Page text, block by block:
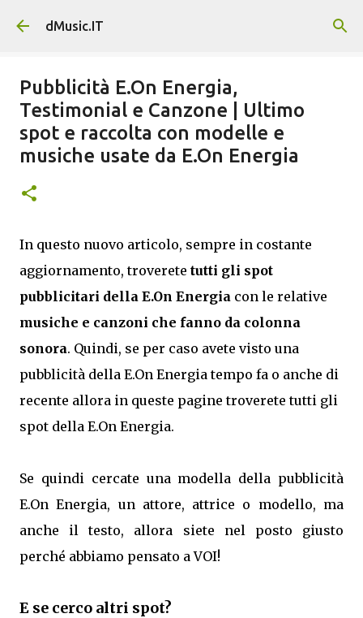
Passa ai contenuti principali
dMusic.IT
Pubblicità E.On Energia,
Testimonial e Canzone | Ultimo
spot e raccolta con modelle e
musiche usate da E.On Energia
In questo nuovo articolo, sempre in costante
aggiornamento, troverete tutti gli spot
pubblicitari della E.On Energia con le relative
musiche e canzoni che fanno da colonna
sonora. Quindi, se per caso avete visto una
pubblicità della E.On Energia tempo fa o anche di
recente allora in queste pagine troverete tutti gli
spot della E.On Energia.
Se quindi cercate una modella della pubblicità
E.On Energia, un attore, attrice o modello, ma
anche il testo, allora siete nel posto giusto
perché abbiamo pensato a VOI!
E se cerco altri spot?